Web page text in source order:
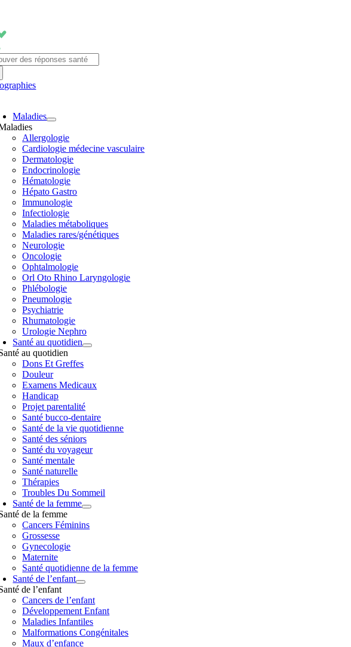
contenu
Maladies
Allergologie
Cardiologie médecine vasculaire
Dermatologie
Endocrinologie
Hématologie
Hépato Gastro
Immunologie
Infectiologie
Maladies métaboliques
Maladies rares/génétiques
Neurologie
Oncologie
Ophtalmologie
Orl Oto Rhino Laryngologie
Phlébologie
Pneumologie
Psychiatrie
Rhumatologie
Urologie Nephro
Santé au quotidien
au quotidien
Dons Et Greffes
Douleur
Examens Medicaux
Handicap
Projet parentalité
Santé bucco-dentaire
Santé de la vie quotidienne
Santé des séniors
Santé du voyageur
Santé mentale
Santé naturelle
Thérapies
Troubles Du Sommeil
Santé de la femme
de la femme
Cancers Féminins
Grossesse
Gynecologie
Maternite
Santé quotidienne de la femme
Santé de l’enfant
de l’enfant
Cancers de l’enfant
Développement Enfant
Maladies Infantiles
Malformations Congénitales
Maux d’enfance